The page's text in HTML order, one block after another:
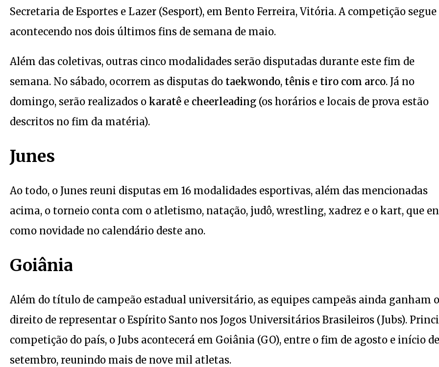
Secretaria de Esportes e Lazer (Sesport), em Bento Ferreira, Vitória. A competição segue
acontecendo nos dois últimos fins de semana de maio.
Além das coletivas, outras cinco modalidades serão disputadas durante este fim de
semana. No sábado, ocorrem as disputas do taekwondo, tênis e tiro com arco. Já no
domingo, serão realizados o karatê e cheerleading (os horários e locais de prova estão
descritos no fim da matéria).
Junes
Ao todo, o Junes reuni disputas em 16 modalidades esportivas, além das mencionadas
acima, o torneio conta com o atletismo, natação, judô, wrestling, xadrez e o kart, que
como novidade no calendário deste ano.
Goiânia
Além do título de campeão estadual universitário, as equipes campeãs ainda ganham o
direito de representar o Espírito Santo nos Jogos Universitários Brasileiros (Jubs).
competição do país, o Jubs acontecerá em Goiânia (GO), entre o fim de agosto e início de
setembro, reunindo mais de nove mil atletas.